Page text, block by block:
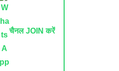
चैनल JOIN करें